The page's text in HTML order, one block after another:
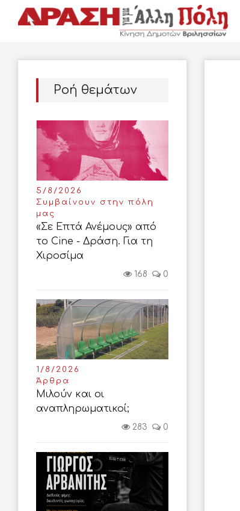
Ροή θεμάτων
5/8/2026
Συμβαίνουν στην πόλη
μας
«Σε Επτά Ανέμους» από
το Cine - Δράση. Για τη
Χιροσίμα
168 0
1/8/2026
Άρθρα
Μιλούν και οι
αναπληρωματικοί;
283 0